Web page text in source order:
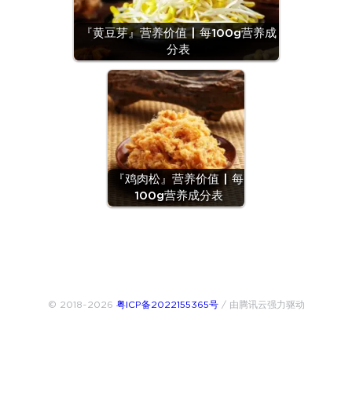
『黄豆芽』营养价值 | 每100g营养成
分表
『鸡肉松』营养价值 | 每
100g营养成分表
© 2018~2026 粤ICP备2022155365号/ 由腾讯云强力驱动